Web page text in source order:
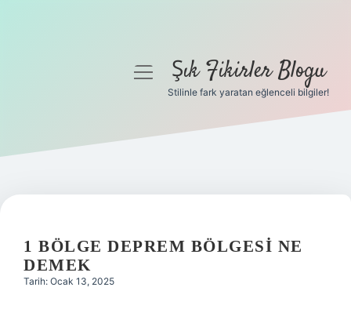
Gizlilik Politikası
Yasal Uyarı
menüyüŞık Fikirler Blogu
Stilinle fark yaratan eğlenceli bilgiler!
1 BÖLGE DEPREM BÖLGESI NE
DEMEK
Tarih: Ocak 13, 2025